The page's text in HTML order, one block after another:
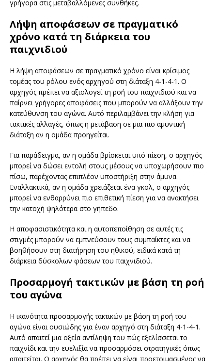
γρήγορα στις μεταβαλλόμενες συνθήκες.
Λήψη αποφάσεων σε πραγματικό
χρόνο κατά τη διάρκεια του
παιχνιδιού
Η λήψη αποφάσεων σε πραγματικό χρόνο είναι κρίσιμος
τομέας του ρόλου ενός αρχηγού στη διάταξη 4-1-4-1. Ο
αρχηγός πρέπει να αξιολογεί τη ροή του παιχνιδιού και να
παίρνει γρήγορες αποφάσεις που μπορούν να αλλάξουν την
κατεύθυνση του αγώνα. Αυτό περιλαμβάνει την κλήση για
τακτικές αλλαγές, όπως η μετάβαση σε μια πιο αμυντική
διάταξη αν η ομάδα προηγείται.
Για παράδειγμα, αν η ομάδα βρίσκεται υπό πίεση, ο αρχηγός
μπορεί να δώσει εντολή στους μέσους να υποχωρήσουν πιο
πίσω, παρέχοντας επιπλέον υποστήριξη στην άμυνα.
Εναλλακτικά, αν η ομάδα χρειάζεται ένα γκολ, ο αρχηγός
μπορεί να ενθαρρύνει πιο επιθετική πίεση για να ανακτήσει
την κατοχή ψηλότερα στο γήπεδο.
Η αποφασιστικότητα και η αυτοπεποίθηση σε αυτές τις
στιγμές μπορούν να εμπνεύσουν τους συμπαίκτες και να
βοηθήσουν στη διατήρηση του ηθικού, ειδικά κατά τη
διάρκεια δύσκολων φάσεων του παιχνιδιού.
Προσαρμογή τακτικών με βάση τη ροή
του αγώνα
Η ικανότητα προσαρμογής τακτικών με βάση τη ροή του
αγώνα είναι ουσιώδης για έναν αρχηγό στη διάταξη 4-1-4-1.
Αυτό απαιτεί μια οξεία αντίληψη του πώς εξελίσσεται το
παιχνίδι και την ευελιξία να προσαρμόσει στρατηγικές όπως
απαιτείται. Ο αρχηγός θα πρέπει να είναι προετοιμασμένος να